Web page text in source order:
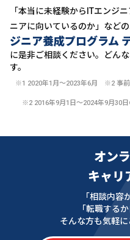
「本当に未経験からITエンジ
ニアに向いているのか」などの
ジニア養成プログラム
に是非ご相談ください。どん
す。
※1 2020年1月〜2023年6月 ※2 事前
※2 2016年9月1日〜2024年9月30
オン
キャリ
「相談内容
「転職する
そんな方も気軽に